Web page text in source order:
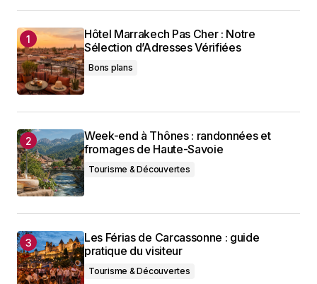
Hôtel Marrakech Pas Cher : Notre
Sélection d’Adresses Vérifiées
Bons plans
Week-end à Thônes : randonnées et
fromages de Haute-Savoie
Tourisme & Découvertes
Les Férias de Carcassonne : guide
pratique du visiteur
Tourisme & Découvertes